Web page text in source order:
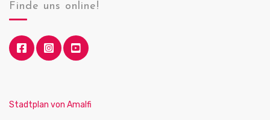
Finde uns online!
Stadtplan von Amalfi